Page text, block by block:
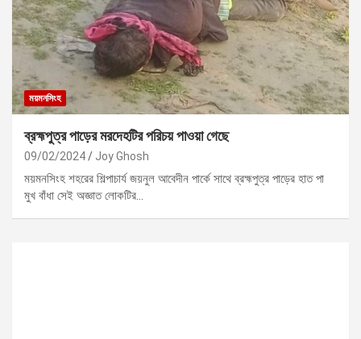
ময়মনসিংহ
ব্রহ্মপুত্র পাড়ের মরদেহটির পরিচয় পাওয়া গেছে
09/02/2024 Joy Ghosh
ময়মনসিংহ শহরের শিল্পাচার্য জয়নুল আবেদীন পার্কে সাথে ব্রহ্মপুত্র পাড়ের হাত পা
মুখ বাঁধা সেই অজ্ঞাত লোকটির…